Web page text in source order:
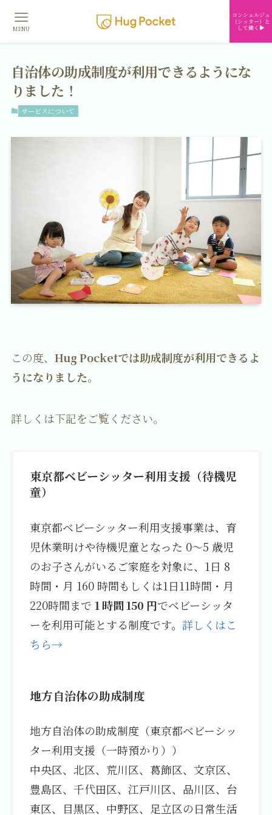
コンシェルジュ
（シッター）と
して働く▶︎
MENU
自治体の助成制度が利用できるようにな
りました！
サービスについて
この度、 Hug Pocketでは助成制度が利用できるよ
うになりました。
詳しくは下記をご覧ください。
東京都ベビーシッター利用支援（待機児
童）
東京都ベビーシッター利用支援事業は、育
児休業明けや待機児童となった 0～5 歳児
のお子さんがいるご家庭を対象に、1日 8
時間・月 160 時間もしくは1日11時間・月
220時間まで 1 時間 150 円でベビーシッタ
ーを利用可能とする制度です。 詳しくはこ
ちら→
地方自治体の助成制度
地方自治体の助成制度（東京都ベビーシッ
ター利用支援（一時預かり））
中央区、北区、荒川区、葛飾区、文京区、
豊島区、千代田区、江戸川区、品川区、台
東区、目黒区、中野区、足立区の日常生活